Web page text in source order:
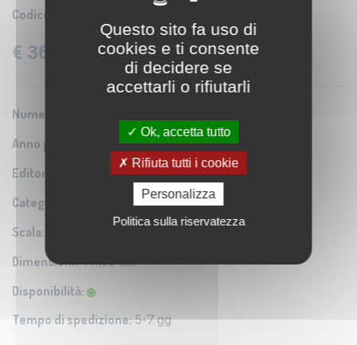
Codice prodotto:
€ 36,60 IVA: 22% Inclusa
Numero Serie:
Anno pubblicazione:1869
Editore/Produttore:Istituto Geografico Militare
Categoria: Riproduzione di carta antica
Scala:
Dimensioni:41x38 cm
Disponibilità:
Tempo di spedizione:5-7 gg
Questo sito fa uso di
cookies e ti consente
di decidere se
accettarli o rifiutarli
Ok, accetta tutto
Rifiuta tutti i cookie
Personalizza
Politica sulla riservatezza